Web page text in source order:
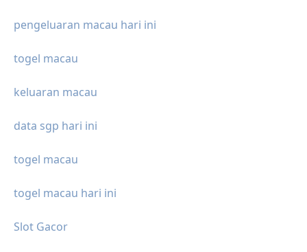
pengeluaran macau hari ini
togel macau
keluaran macau
data sgp hari ini
togel macau
togel macau hari ini
Slot Gacor